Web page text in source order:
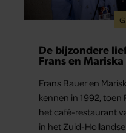
De bijzondere
Frans en
Frans Bauer en
kennen in 1992,
het café-restaurant
in het Zuid-